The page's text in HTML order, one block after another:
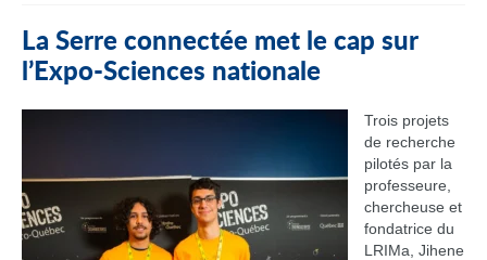
La Serre connectée met le cap sur
l’Expo-Sciences nationale
Trois projets
de recherche
pilotés par la
professeure,
chercheuse et
fondatrice du
LRIMa, Jihene